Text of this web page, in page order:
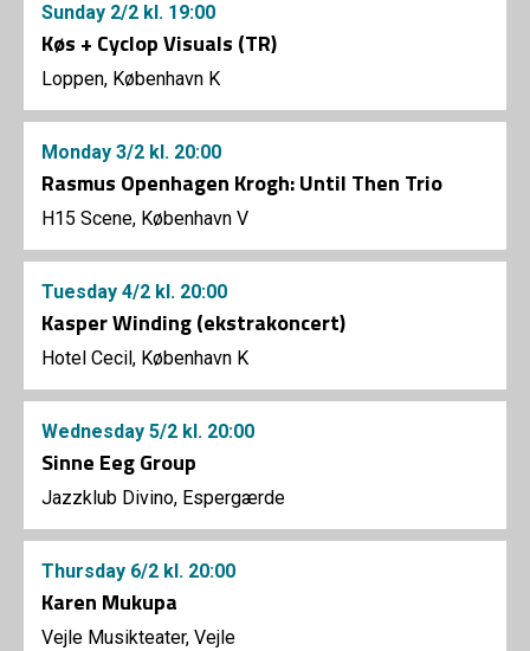
Sunday 2/2 kl. 19:00
Køs + Cyclop Visuals (TR)
Loppen, København K
Monday 3/2 kl. 20:00
Rasmus Openhagen Krogh: Until Then Trio
H15 Scene, København V
Tuesday 4/2 kl. 20:00
Kasper Winding (ekstrakoncert)
Hotel Cecil, København K
Wednesday 5/2 kl. 20:00
Sinne Eeg Group
Jazzklub Divino, Espergærde
Thursday 6/2 kl. 20:00
Karen Mukupa
Vejle Musikteater, Vejle